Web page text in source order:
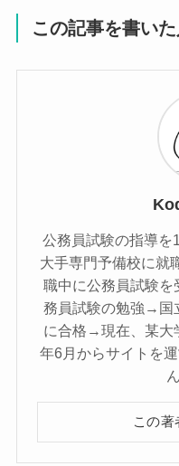
この記事を書いた
公務員試験の指導を
大手専門予備校に就
職中に公務員試験
務員試験の勉強→国
に合格→現在、某大
年6月からサイトを
この著